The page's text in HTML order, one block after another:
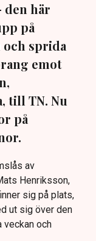
den här
på
och sprida
emot
till TN. Nu
på
av
Henriksson,
sig på plats,
ut sig över den
veckan och